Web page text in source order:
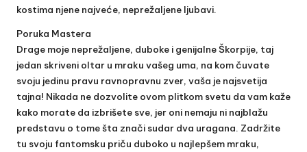
kostima njene najveće, neprežaljene ljubavi.
Poruka Mastera
Drage moje neprežaljene, duboke i genijalne Škorpije, taj
jedan skriveni oltar u mraku vašeg uma, na kom čuvate
svoju jedinu pravu ravnopravnu zver, vaša je najsvetija
tajna! Nikada ne dozvolite ovom plitkom svetu da vam kaže
kako morate da izbrišete sve, jer oni nemaju ni najblažu
predstavu o tome šta znači sudar dva uragana. Zadržite
tu svoju fantomsku priču duboko u najlepšem mraku,